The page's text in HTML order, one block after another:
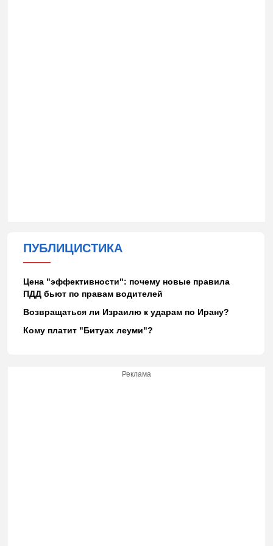
ПУБЛИЦИСТИКА
Цена "эффективности": почему новые правила
ПДД бьют по правам водителей
Возвращаться ли Израилю к ударам по Ирану?
Кому платит "Битуах леуми"?
Реклама